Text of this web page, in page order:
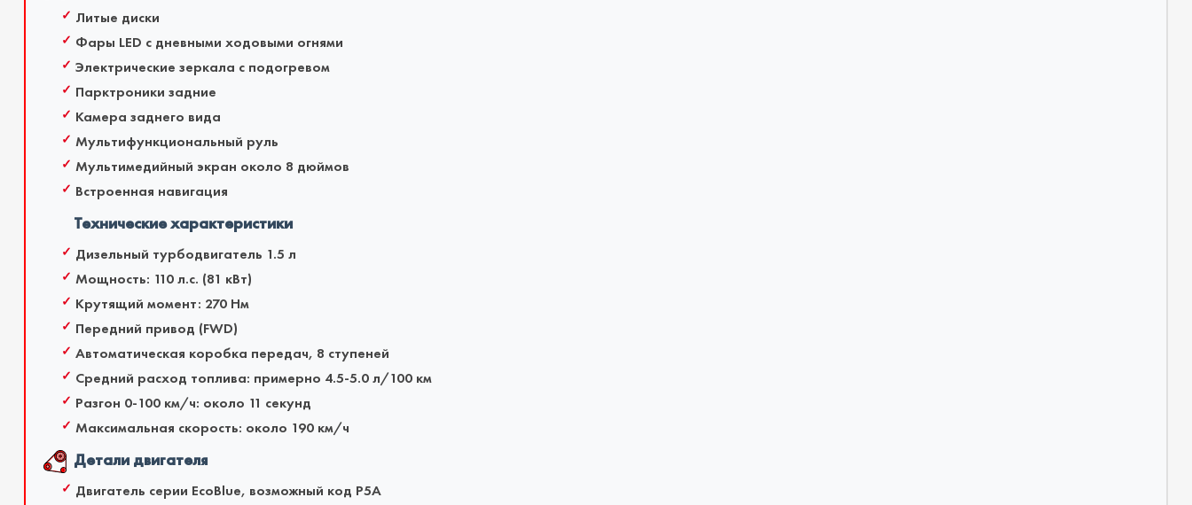
Литые диски
Фары LED с дневными ходовыми огнями
Электрические зеркала с подогревом
Парктроники задние
Камера заднего вида
Мультифункциональный руль
Мультимедийный экран около 8 дюймов
Встроенная навигация
Технические характеристики
Дизельный турбодвигатель 1.5 л
Мощность: 110 л.с. (81 кВт)
Крутящий момент: 270 Нм
Передний привод (FWD)
Автоматическая коробка передач, 8 ступеней
Средний расход топлива: примерно 4.5-5.0 л/100 км
Разгон 0-100 км/ч: около 11 секунд
Максимальная скорость: около 190 км/ч
Детали двигателя
Двигатель серии EcoBlue, возможный код P5A